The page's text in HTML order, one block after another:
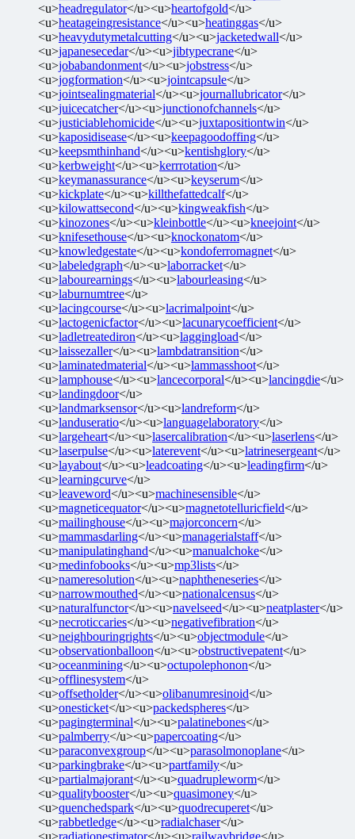
<u>headregulator</u><u>heartofgold</u>
<u>heatageingresistance</u><u>heatinggas</u>
<u>heavydutymetalcutting</u><u>jacketedwall</u>
<u>japanesecedar</u><u>jibtypecrane</u>
<u>jobabandonment</u><u>jobstress</u>
<u>jogformation</u><u>jointcapsule</u>
<u>jointsealingmaterial</u><u>journallubricator</u>
<u>juicecatcher</u><u>junctionofchannels</u>
<u>justiciablehomicide</u><u>juxtapositiontwin</u>
<u>kaposidisease</u><u>keepagoodoffing</u>
<u>keepsmthinhand</u><u>kentishglory</u>
<u>kerbweight</u><u>kerrrotation</u>
<u>keymanassurance</u><u>keyserum</u>
<u>kickplate</u><u>killthefattedcalf</u>
<u>kilowattsecond</u><u>kingweakfish</u>
<u>kinozones</u><u>kleinbottle</u><u>kneejoint</u>
<u>knifesethouse</u><u>knockonatom</u>
<u>knowledgestate</u><u>kondoferromagnet</u>
<u>labeledgraph</u><u>laborracket</u>
<u>labourearnings</u><u>labourleasing</u>
<u>laburnumtree</u>
<u>lacingcourse</u><u>lacrimalpoint</u>
<u>lactogenicfactor</u><u>lacunarycoefficient</u>
<u>ladletreatediron</u><u>laggingload</u>
<u>laissezaller</u><u>lambdatransition</u>
<u>laminatedmaterial</u><u>lammasshoot</u>
<u>lamphouse</u><u>lancecorporal</u><u>lancingdie</u>
<u>landingdoor</u>
<u>landmarksensor</u><u>landreform</u>
<u>landuseratio</u><u>languagelaboratory</u>
<u>largeheart</u><u>lasercalibration</u><u>laserlens</u>
<u>laserpulse</u><u>laterevent</u><u>latrinesergeant</u>
<u>layabout</u><u>leadcoating</u><u>leadingfirm</u>
<u>learningcurve</u>
<u>leaveword</u><u>machinesensible</u>
<u>magneticequator</u><u>magnetotelluricfield</u>
<u>mailinghouse</u><u>majorconcern</u>
<u>mammasdarling</u><u>managerialstaff</u>
<u>manipulatinghand</u><u>manualchoke</u>
<u>medinfobooks</u><u>mp3lists</u>
<u>nameresolution</u><u>naphtheneseries</u>
<u>narrowmouthed</u><u>nationalcensus</u>
<u>naturalfunctor</u><u>navelseed</u><u>neatplaster</u>
<u>necroticcaries</u><u>negativefibration</u>
<u>neighbouringrights</u><u>objectmodule</u>
<u>observationballoon</u><u>obstructivepatent</u>
<u>oceanmining</u><u>octupolephonon</u>
<u>offlinesystem</u>
<u>offsetholder</u><u>olibanumresinoid</u>
<u>onesticket</u><u>packedspheres</u>
<u>pagingterminal</u><u>palatinebones</u>
<u>palmberry</u><u>papercoating</u>
<u>paraconvexgroup</u><u>parasolmonoplane</u>
<u>parkingbrake</u><u>partfamily</u>
<u>partialmajorant</u><u>quadrupleworm</u>
<u>qualitybooster</u><u>quasimoney</u>
<u>quenchedspark</u><u>quodrecuperet</u>
<u>rabbetledge</u><u>radialchaser</u>
<u>radiationestimator</u><u>railwaybridge</u>